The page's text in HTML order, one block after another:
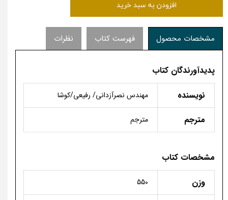
افزودن به سبد خرید
مشخصات محصول فهرست کتاب نظرات
پدیدآورندگان کتاب
نویسنده
مهندس نصرآزدانی/ رفیعی/کوشا
مترجم مترجم
مشخصات کتاب
وزن
550